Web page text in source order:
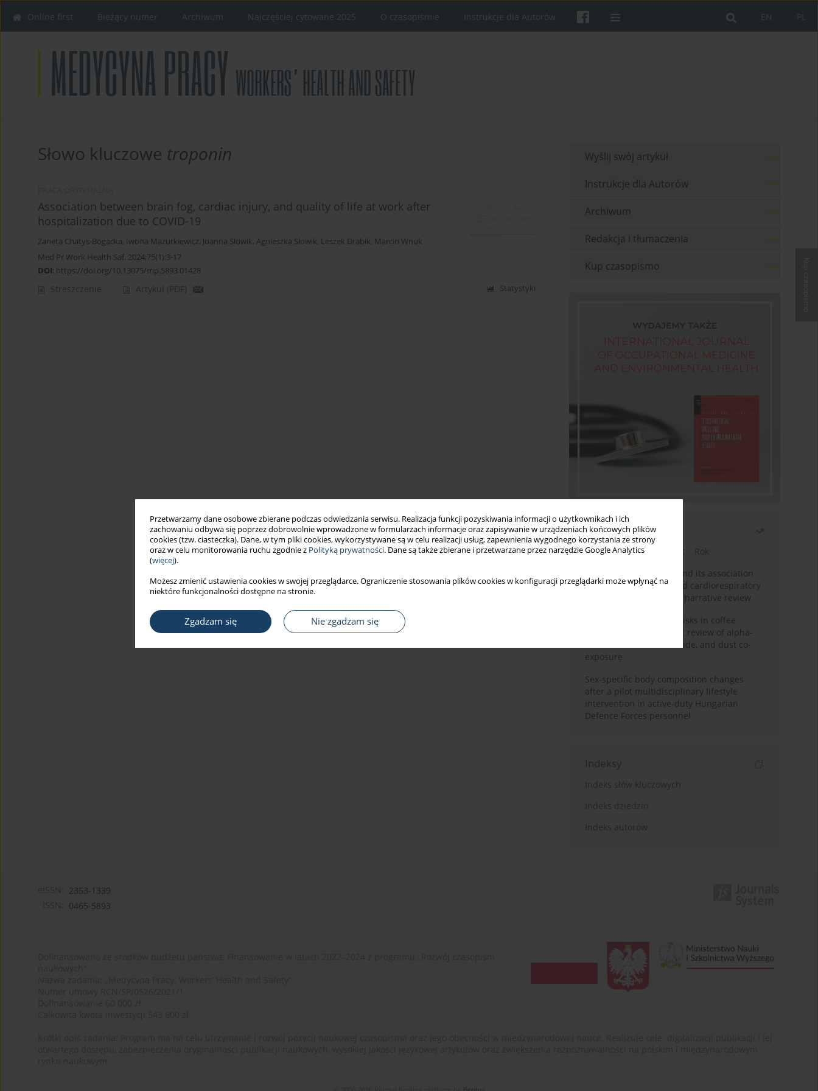
Przetwarzamy dane osobowe zbierane podczas odwiedzania serwisu. Realizacja funkcji pozyskiwania informacji o użytkownikach i ich
zachowaniu odbywa się poprzez dobrowolnie wprowadzone w formularzach informacje oraz zapisywanie w urządzeniach końcowych plików
cookies (tzw. ciasteczka). Dane, w tym pliki cookies, wykorzystywane są w celu realizacji usług, zapewnienia wygodnego korzystania ze strony
oraz w celu monitorowania ruchu zgodnie z Polityką prywatności. Dane są także zbierane i przetwarzane przez narzędzie Google Analytics
(więcej).
Możesz zmienić ustawienia cookies w swojej przeglądarce. Ograniczenie stosowania plików cookies w konfiguracji przeglądarki może wpłynąć na
niektóre funkcjonalności dostępne na stronie.
Zgadzam się Nie zgadzam się
PL
EN
Online first Bieżący numer Archiwum Najczęściej cytowane 2025 O czasopiśmie Instrukcje dla Autorów
Słowo kluczowe troponin
Association between brain fog, cardiac injury, and quality of life at work after
hospitalization due to COVID-19
Żaneta Chatys-Bogacka, Iwona Mazurkiewicz, Joanna Słowik, Agnieszka Słowik, Leszek Drabik, Marcin Wnuk
Med Pr Work Health Saf. 2024;75(1):3-17
DOI: https://doi.org/10.13075/mp.5893.01428
Streszczenie Artykuł (PDF) Statystyki
Wyślij swój artykuł
Instrukcje dla Autorów
Archiwum
Redakcja i tłumaczenia
Kup czasopismo
Najczęściej czytane
Bieżący numer Miesiąc
Rok
Occupational burnout and its association
with physical activity and cardiorespiratory
fitness among nurses: a narrative review
Synergistic respiratory risks in coffee
processing: a systematic review of alpha-
diketone, carbon monoxide, and dust co-
exposure
Sex-specific body composition changes
after a pilot multidisciplinary lifestyle
intervention in active-duty Hungarian
Defence Forces personnel
Indeksy
Indeks słów kluczowych
Indeks dziedzin
Indeks autorów
2353-1339
0465-5893